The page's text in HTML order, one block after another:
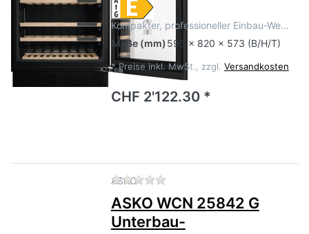
Kompakter, professioneller Einbau-We…
Maße (mm) 595 x 820 x 573 (B/H/T)
* Preise inkl. MwSt., zzgl. Versandkosten
CHF 2'122.30 *
ASKO Zu diesem Produkt liegen
ASKO WCN 25842 G
Unterbau-